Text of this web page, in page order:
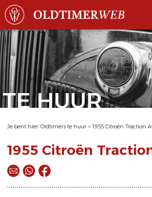
TE HUUR
Je bent hier: Oldtimers te huur > 1955 Citroën Traction
1955 Citroën